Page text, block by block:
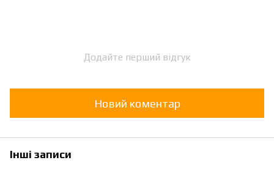
Додайте перший відгук
Новий коментар
Інші записи